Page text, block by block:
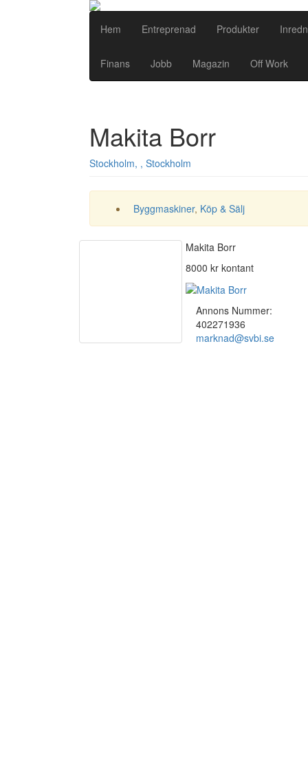
Hem Entreprenad Produkter
Finans Jobb Magazin Off Work
Makita Borr
Stockholm, , Stockholm
Byggmaskiner, Köp & Sälj
Makita Borr
8000 kr kontant
Annons Nummer:
402271936
marknad@svbi.se